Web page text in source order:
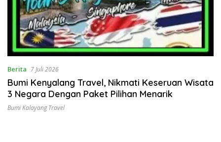
Berita 7 Juli 2026
Bumi Kenyalang Travel, Nikmati Keseruan Wisata
3 Negara Dengan Paket Pilihan Menarik
Bumi Kalayang Travel